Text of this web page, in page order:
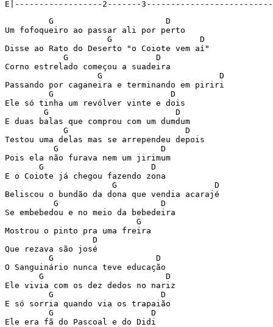
         G                       D
Um fofoqueiro ao passar ali por perto
                     G                  D
Disse ao Rato do Deserto "o Coiote vem aí"
            G                  D
Corno estrelado começou a suadeira
                   G                        D
Passando por caganeira e terminando em piriri
         G                        D
Ele só tinha um revólver vinte e dois
        G                          D
E duas balas que comprou com um dumdum
            G                        D
Testou uma delas mas se arrependeu depois
          G                     D
Pois ela não furava nem um jirimum
       G                      D
E o Coiote já chegou fazendo zona
                      G                    D
Beliscou o bundão da dona que vendia acarajé
          G                     D
Se embebedou e no meio da bebedeira
                           G
Mostrou o pinto pra uma freira
                  D
Que rezava são josé
         G                     D
O Sanguinário nunca teve educação
       G                         D
Ele vivia com os dez dedos no nariz
         G                      D
E só sorria quando via os trapaião
         G                    D
Ele era fã do Pascoal e do Didi